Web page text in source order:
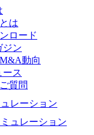
は
ロード
ジン
動向
ス
質問